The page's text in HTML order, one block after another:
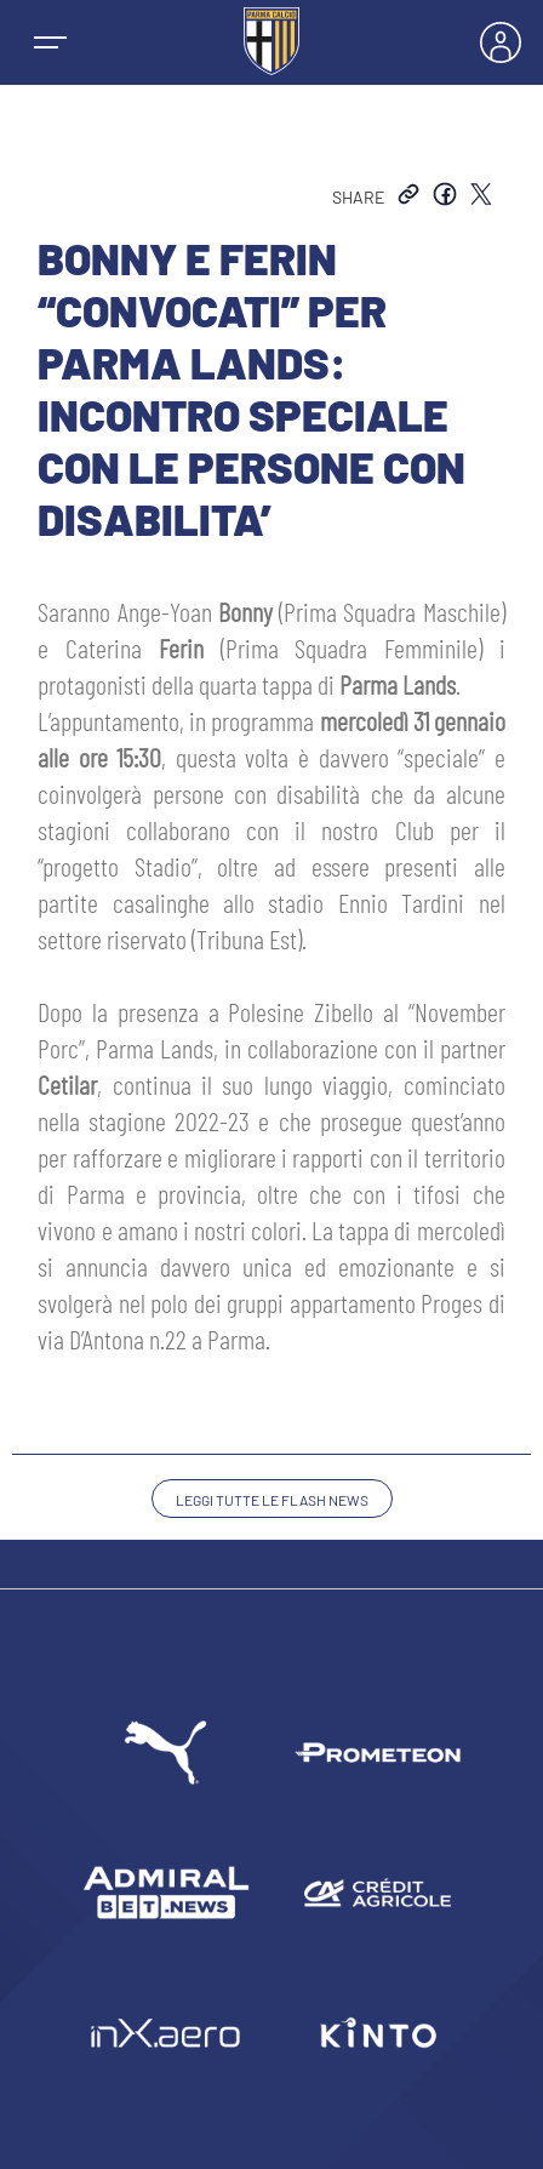
NEWS
SQUADRE
PRIMA SQUADRA MASCHILE
PRIMA SQUADRA FEMMINILE
GIOVANILE MASCHILE
GIOVANILE FEMMINILE
STAGIONE
MASCHILE
FEMMINILE
HOSPITALITY
MUSEUM CLUB EXPERIENCE
ABBONAMENTI
INFO BIGLIETTI
TARDINI CARD
INFORMAZIONI ACCREDITI
TRASFERTE
TICKET GIFT CARD
SHOP
ESPORTS
IL CLUB
ORGANIGRAMMA
MUTTI TRAINING CENTER
STORE
MUSEO
SLO
LAVORA CON NOI
FLASH NEWS
STADIO TARDINI
MEDIA
CSR
ACADEMY
LEGENDS
SHARE
BONNY E FERIN
“CONVOCATI” PER
PARMA LANDS:
INCONTRO SPECIALE
CON LE PERSONE CON
DISABILITA’
Saranno Ange-Yoan Bonny(Prima Squadra Maschile)
e Caterina Ferin (Prima Squadra Femminile) i
protagonisti della quarta tappa di Parma Lands
L’appuntamento, in programma mercoledì 31 gennaio
alle ore 15:30, questa volta è davvero “speciale” e
coinvolgerà persone con disabilità che da alcune
stagioni collaborano con il nostro Club per il
“progetto Stadio”, oltre ad essere presenti alle
partite casalinghe allo stadio Ennio Tardini nel
settore riservato (Tribuna Est).
Dopo la presenza a Polesine Zibello al “November
Porc”, Parma Lands, in collaborazione con il partner
Cetilar, continua il suo lungo viaggio, cominciato
nella stagione 2022-23 e che prosegue quest’anno
per rafforzare e migliorare i rapporti con il territorio
di Parma e provincia, oltre che con i tifosi che
vivono e amano i nostri colori. La tappa di mercoledì
si annuncia davvero unica ed emozionante e si
svolgerà nel polo dei gruppi appartamento Proges di
via D’Antona n.22 a Parma.
LEGGI TUTTE LE FLASH NEWS